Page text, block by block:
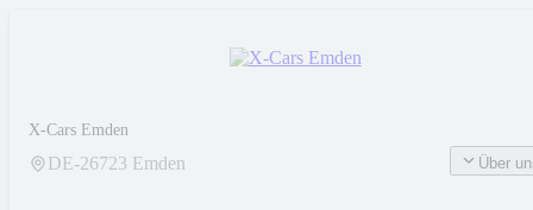
X-Cars Emden
DE-26723 Emden Über